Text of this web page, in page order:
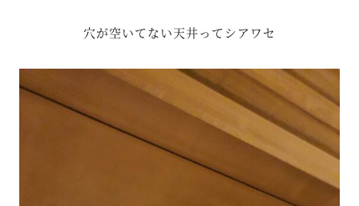
穴が空いてない天井ってシアワセ